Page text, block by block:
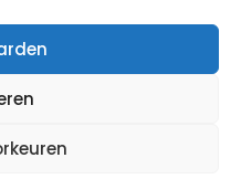
Voeg toe aan verlanglijst